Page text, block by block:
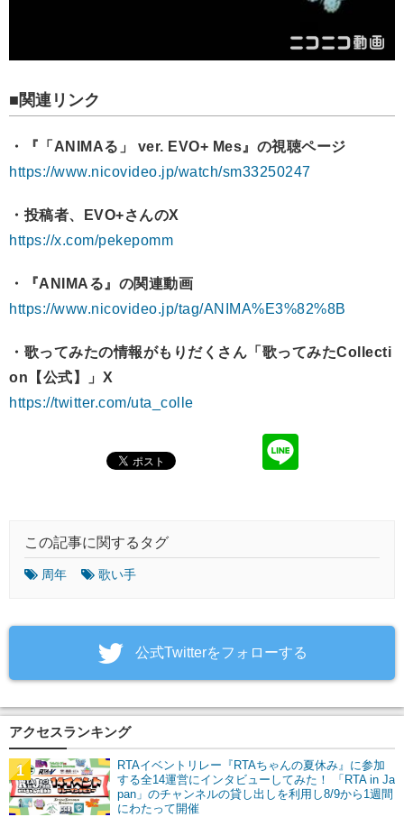
■関連リンク
・『「ANIMAる」 ver. EVO+ Mes』の視聴ページ
https://www.nicovideo.jp/watch/sm33250247
・投稿者、EVO+さんのX
https://x.com/pekepomm
・『ANIMAる』の関連動画
https://www.nicovideo.jp/tag/ANIMA%E3%82%8B
・歌ってみたの情報がもりだくさん「歌ってみたCollecti
on【公式】」X
https://twitter.com/uta_colle
この記事に関するタグ
周年 歌い手
‎公式Twitterをフォローする
アクセスランキング
RTAイベントリレー『RTAちゃんの夏休み』に参加
する全14運営にインタビューしてみた！ 「RTA in Ja
pan」のチャンネルの貸し出しを利用し8/9から1週間
にわたって開催
1